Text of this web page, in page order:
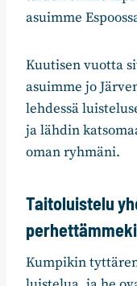
asuimme
Kuutisen vuotta
asuimme jo
lehdessä
ja lähdin
oman ryhmäni.
Taitoluistelu
Kumpikin